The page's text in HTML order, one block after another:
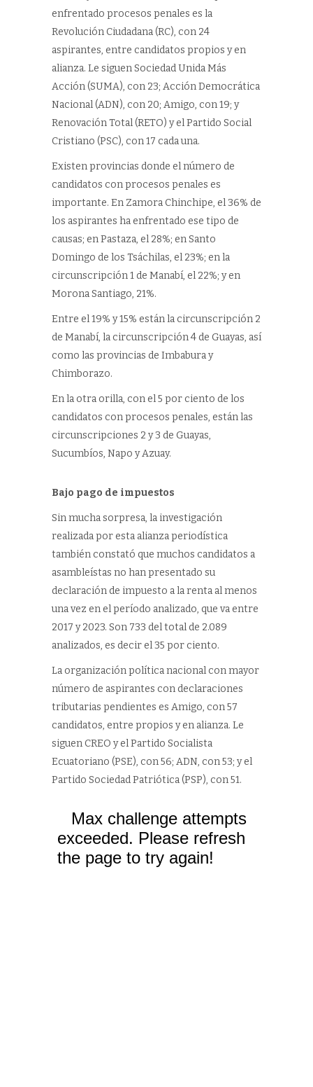
enfrentado procesos penales es la
Revolución Ciudadana (RC), con 24
aspirantes, entre candidatos propios y en
alianza. Le siguen Sociedad Unida Más
Acción (SUMA), con 23; Acción Democrática
Nacional (ADN), con 20; Amigo, con 19; y
Renovación Total (RETO) y el Partido Social
Cristiano (PSC), con 17 cada una.
Existen provincias donde el número de
candidatos con procesos penales es
importante. En Zamora Chinchipe, el 36% de
los aspirantes ha enfrentado ese tipo de
causas; en Pastaza, el 28%; en Santo
Domingo de los Tsáchilas, el 23%; en la
circunscripción 1 de Manabí, el 22%; y en
Morona Santiago, 21%.
Entre el 19% y 15% están la circunscripción 2
de Manabí, la circunscripción 4 de Guayas, así
como las provincias de Imbabura y
Chimborazo.
En la otra orilla, con el 5 por ciento de los
candidatos con procesos penales, están las
circunscripciones 2 y 3 de Guayas,
Sucumbíos, Napo y Azuay.
Bajo pago de impuestos
Sin mucha sorpresa, la investigación
realizada por esta alianza periodística
también constató que muchos candidatos a
asambleístas no han presentado su
declaración de impuesto a la renta al menos
una vez en el período analizado, que va entre
2017 y 2023. Son 733 del total de 2.089
analizados, es decir el 35 por ciento.
La organización política nacional con mayor
número de aspirantes con declaraciones
tributarias pendientes es Amigo, con 57
candidatos, entre propios y en alianza. Le
siguen CREO y el Partido Socialista
Ecuatoriano (PSE), con 56; ADN, con 53; y el
Partido Sociedad Patriótica (PSP), con 51.